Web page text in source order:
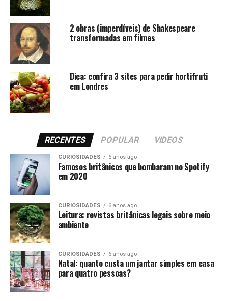
O país ainda é tido como a nação europeia com mais
castelos por metro quadrado. Estima-se que o País de
Gales tenha cerca de 600 castelos. Um dos destaques é o
Dica: outras informações sobre a nação podem ser
conferidas aqui:
https://www.visitwales.com
Compartilhe isso:
2 obras (imperdíveis) de Shakespeare
transformadas em filmes
Dica: confira 3 sites para pedir hortifruti
em Londres
RECENTES POPULAR VIDEOS
CURIOSIDADES 6 anos ago
Famosos britânicos que bombaram no Spotify
em 2020
CURIOSIDADES 6 anos ago
Leitura: revistas britânicas legais sobre meio
ambiente
CURIOSIDADES 6 anos ago
Natal: quanto custa um jantar simples em casa
para quatro pessoas?